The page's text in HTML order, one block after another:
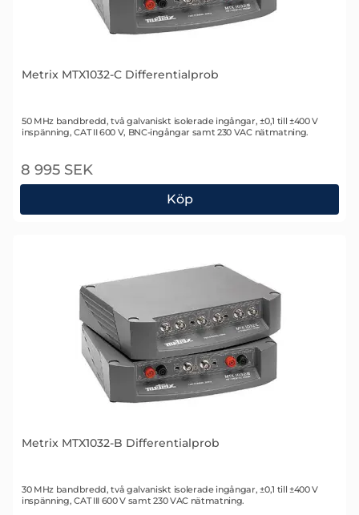
Metrix MTX1032-C Differentialprob
Art. nr 1347
50 MHz bandbredd, två galvaniskt isolerade ingångar, ±0,1 till ±400 V
inspänning, CAT II 600 V, BNC-ingångar samt 230 VAC nätmatning.
8 995 SEK
Köp
Metrix MTX1032-C Differentialprob
Metrix MTX1032-B Differentialprob
Art. nr 1346
30 MHz bandbredd, två galvaniskt isolerade ingångar, ±0,1 till ±400 V
inspänning, CAT III 600 V samt 230 VAC nätmatning.